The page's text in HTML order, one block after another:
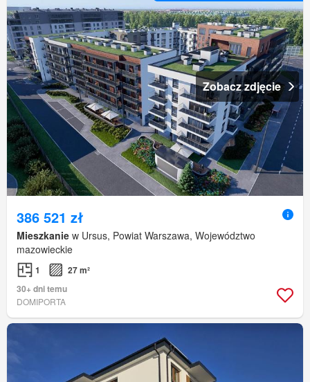
Zobacz zdjęcie
386 521 zł
Mieszkanie w Ursus, Powiat Warszawa, Województwo
mazowieckie
1
27 m²
30+ dni temu
DOMIPORTA